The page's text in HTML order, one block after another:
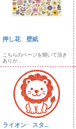
押し花 壁紙
こちらのページを開いて頂き
ありが...
ライオン スタ...